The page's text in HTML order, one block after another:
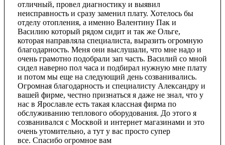
отличный, провел диагностику и выявил
неисправность и сразу заменил плату. Хотелось бы
отделу отопления, а именно Валентину Пак и
Василию который рядом сидит и так же Ольге,
которая направляла специалиста, выразить огромную
благодарность. Меня они выслушали, что мне надо и
очень грамотно подобрали зап часть. Василий со мной
сидел наверно пол часа и подбирал нужную мне плату
и потом мы еще на следующий день созванивались.
Огромная благодарность и специалисту Александру и
вашей фирме, честно признаться я даже не знал, что у
нас в Ярославле есть такая классная фирма по
обслуживанию теплового оборудования. До этого я
созванивался с Москвой и интернет магазинами и это
очень утомительно, а тут у вас просто супер
все. Спасибо огромное вам